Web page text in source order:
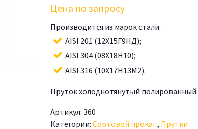
Цена по запросу
Производится из марок стали:
AISI 201 (12Х15Г9НД);
AISI 304 (08Х18Н10);
AISI 316 (10Х17Н13М2).
Пруток холоднотянутый полированный.
Артикул:360
Категории:Сортовой прокат, Прутки